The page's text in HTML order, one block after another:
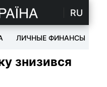
RU
ЛИЧНЫЕ ФИНАНСЫ
знизився